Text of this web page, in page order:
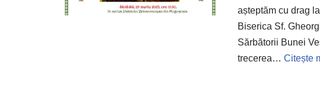
așteptăm cu drag
Biserica Sf.
Sărbătorii Bunei
trecerea…Citește